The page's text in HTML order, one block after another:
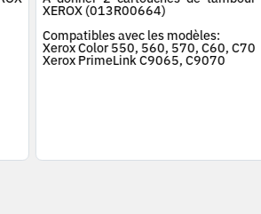
XEROX (013R00664)
Compatibles avec les modèles:
Xerox Color 550, 560, 570, C60, C70
Xerox PrimeLink C9065, C9070